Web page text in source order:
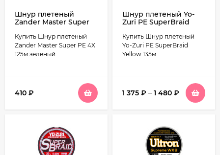
Шнур плетеный
Zander Master Super
Купить Шнур плетеный
Zander Master Super PE 4X
125м зеленый
410 ₽
Шнур плетеный Yo-
Zuri PE SuperBraid
Купить Шнур плетеный
Yo-Zuri PE SuperBraid
Yellow 135м...
1 375 ₽ – 1 480 ₽